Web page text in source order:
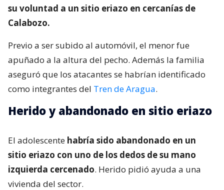
su voluntad a un sitio eriazo en cercanías de
Calabozo.
Previo a ser subido al automóvil, el menor fue
apuñado a la altura del pecho. Además la familia
aseguró que los atacantes se habrían identificado
como integrantes del Tren de Aragua.
Herido y abandonado en sitio eriazo
El adolescente habría sido abandonado en un
sitio eriazo con uno de los dedos de su mano
izquierda cercenado. Herido pidió ayuda a una
vivienda del sector.